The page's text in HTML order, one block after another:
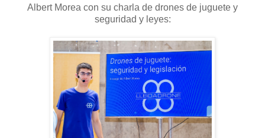
Albert Morea con su charla de drones de juguete y
seguridad y leyes: